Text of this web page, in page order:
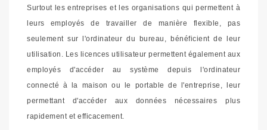
Surtout les entreprises et les organisations qui permettent à
leurs employés de travailler de manière flexible, pas
seulement sur l'ordinateur du bureau, bénéficient de leur
utilisation. Les licences utilisateur permettent également aux
employés d'accéder au système depuis l'ordinateur
connecté à la maison ou le portable de l'entreprise, leur
permettant d'accéder aux données nécessaires plus
rapidement et efficacement.